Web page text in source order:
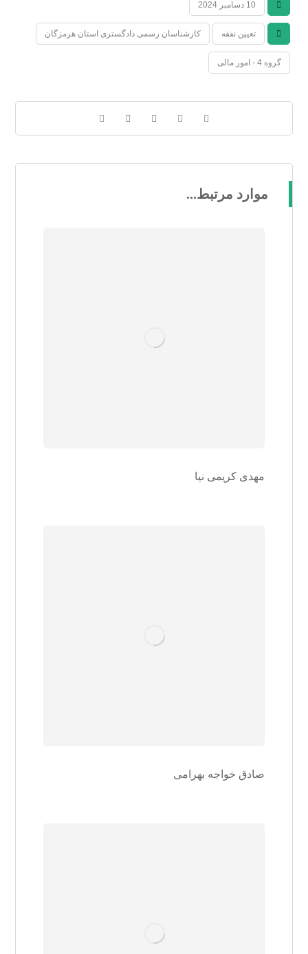
10 دسامبر 2024
تعیین نفقه کارشناسان رسمی دادگستری استان هرمزگان
گروه 4 - امور مالی
موارد مرتبط...
مهدی کریمی نیا
صادق خواجه بهرامی